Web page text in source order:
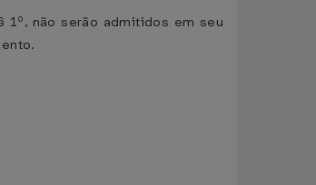
1º, não serão admitidos em seu